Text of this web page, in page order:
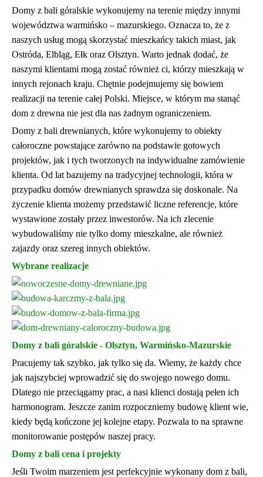
Domy z bali góralskie wykonujemy na terenie między innymi
województwa warmińsko – mazurskiego. Oznacza to, że z
naszych usług mogą skorzystać mieszkańcy takich miast, jak
Ostróda, Elbląg, Ełk oraz Olsztyn. Warto jednak dodać, że
naszymi klientami mogą zostać również ci, którzy mieszkają w
innych rejonach kraju. Chętnie podejmujemy się bowiem
realizacji na terenie całej Polski. Miejsce, w którym ma stanąć
dom z drewna nie jest dla nas żadnym ograniczeniem.
Domy z bali drewnianych, które wykonujemy to obiekty
całoroczne powstające zarówno na podstawie gotowych
projektów, jak i tych tworzonych na indywidualne zamówienie
klienta. Od lat bazujemy na tradycyjnej technologii, która w
przypadku domów drewnianych sprawdza się doskonale. Na
życzenie klienta możemy przedstawić liczne referencje, które
wystawione zostały przez inwestorów. Na ich zlecenie
wybudowaliśmy nie tylko domy mieszkalne, ale również
zajazdy oraz szereg innych obiektów.
Wybrane realizacje
Domy z bali góralskie - Olsztyn, Warmińsko-Mazurskie
Pracujemy tak szybko, jak tylko się da. Wiemy, że każdy chce
jak najszybciej wprowadzić się do swojego nowego domu.
Dlatego nie przeciągamy prac, a nasi klienci dostają pełen ich
harmonogram. Jeszcze zanim rozpoczniemy budowę klient wie,
kiedy będą kończone jej kolejne etapy. Pozwala to na sprawne
monitorowanie postępów naszej pracy.
Domy z bali cena i projekty
Jeśli Twoim marzeniem jest perfekcyjnie wykonany dom z bali,